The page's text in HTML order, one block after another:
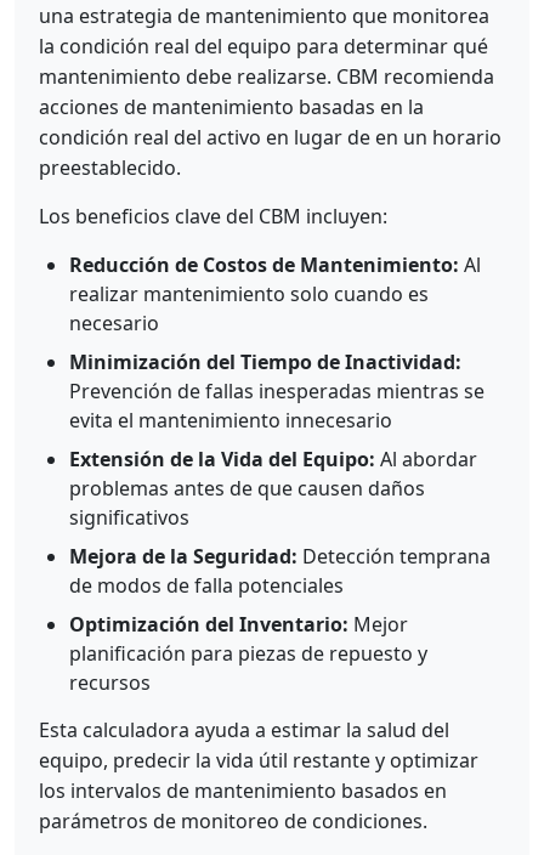
una estrategia de mantenimiento que monitorea
la condición real del equipo para determinar qué
mantenimiento debe realizarse. CBM recomienda
acciones de mantenimiento basadas en la
condición real del activo en lugar de en un horario
preestablecido.
Los beneficios clave del CBM incluyen:
Reducción de Costos de Mantenimiento: Al
realizar mantenimiento solo cuando es
necesario
Minimización del Tiempo de Inactividad:
Prevención de fallas inesperadas mientras se
evita el mantenimiento innecesario
Extensión de la Vida del Equipo: Al abordar
problemas antes de que causen daños
significativos
Mejora de la Seguridad: Detección temprana
de modos de falla potenciales
Optimización del Inventario: Mejor
planificación para piezas de repuesto y
recursos
Esta calculadora ayuda a estimar la salud del
equipo, predecir la vida útil restante y optimizar
los intervalos de mantenimiento basados en
parámetros de monitoreo de condiciones.